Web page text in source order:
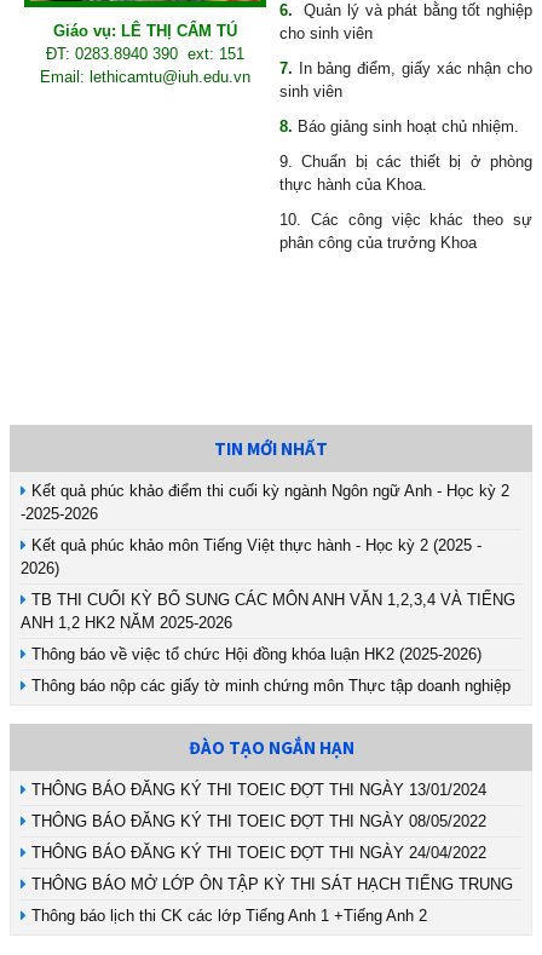
Giáo vụ: LÊ THỊ CẨM TÚ
ĐT: 0283.8940 390ext: 151
Email: lethicamtu@iuh.edu.vn
6.Quản lý và phát bằng tốt nghiệp
cho sinh viên
7.
In bảng điểm, giấy xác nhận cho
sinh viên
8. Báo giảng sinh hoạt chủ nhiệm.
9. Chuẩn bị các thiết bị ở phòng
thực hành của Khoa.
10. Các công việc khác theo sự
phân công của trưởng Khoa
TIN MỚI NHẤT
Kết quả phúc khảo điểm thi cuối kỳ ngành Ngôn ngữ Anh - Học kỳ 2
-2025-2026
Kết quả phúc khảo môn Tiếng Việt thực hành - Học kỳ 2 (2025 -
2026)
TB THI CUỐI KỲ BỔ SUNG CÁC MÔN ANH VĂN 1,2,3,4 VÀ TIẾNG
ANH 1,2 HK2 NĂM 2025-2026
Thông báo về việc tổ chức Hội đồng khóa luận HK2 (2025-2026)
Thông báo nộp các giấy tờ minh chứng môn Thực tập doanh nghiệp
ĐÀO TẠO NGẮN HẠN
THÔNG BÁO ĐĂNG KÝ THI TOEIC ĐỢT THI NGÀY 13/01/2024
THÔNG BÁO ĐĂNG KÝ THI TOEIC ĐỢT THI NGÀY 08/05/2022
THÔNG BÁO ĐĂNG KÝ THI TOEIC ĐỢT THI NGÀY 24/04/2022
THÔNG BÁO MỞ LỚP ÔN TẬP KỲ THI SÁT HẠCH TIẾNG TRUNG
Thông báo lịch thi CK các lớp Tiếng Anh 1 +Tiếng Anh 2